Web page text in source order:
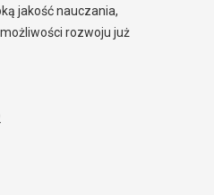
jakość nauczania,
rozwoju już